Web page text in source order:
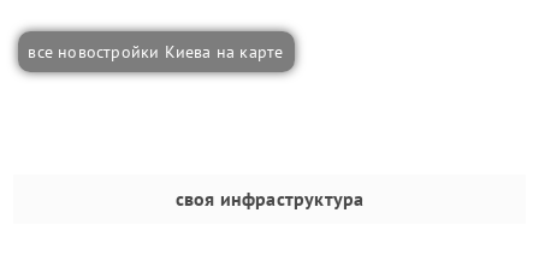
все новостройки Киева на карте
своя инфраструктура